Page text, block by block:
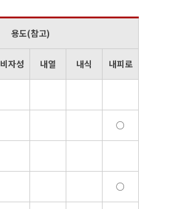
용도(참고)
비자성 내열 내식 내피로
○
○